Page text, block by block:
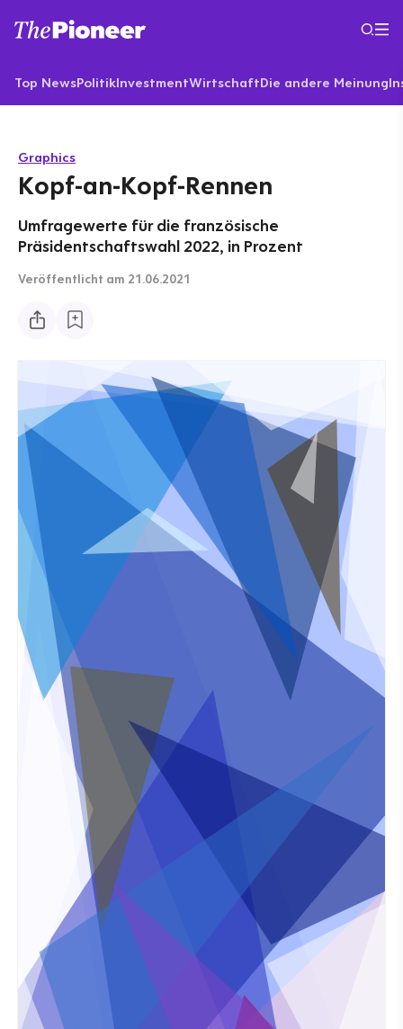
Top NewsPolitikInvestmentWirtschaftDie andere Meinung
Graphics
Kopf-an-Kopf-Rennen
Umfragewerte für die französische
Präsidentschaftswahl 2022, in Prozent
Veröffentlicht am 21.06.2021